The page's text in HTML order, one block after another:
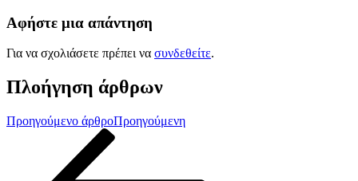
Αφήστε μια απάντηση
Για να σχολιάσετε πρέπει να συνδεθείτε.
Πλοήγηση άρθρων
Προηγούμενο άρθροΠροηγούμενη